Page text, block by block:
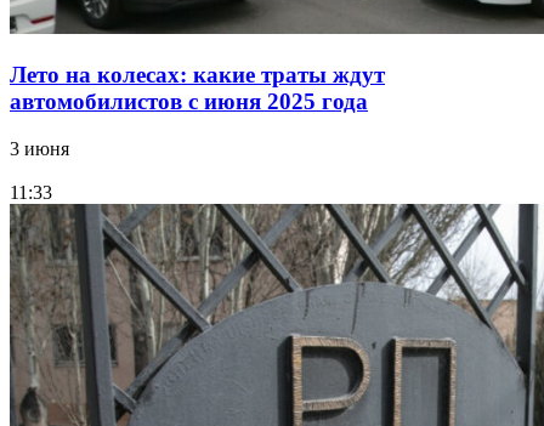
Лето на колесах: какие траты ждут
автомобилистов с июня 2025 года
3 июня
11:33